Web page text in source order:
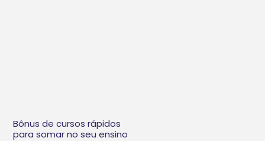
Bônus de cursos rápidos
para somar no seu ensino